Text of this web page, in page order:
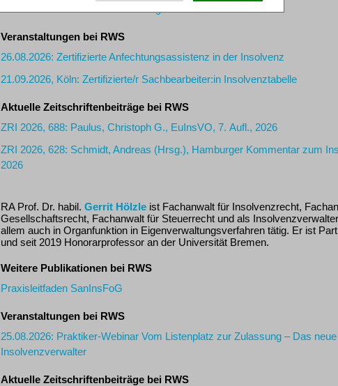
Veranstaltungen bei RWS
26.08.2026: Zertifizierte Anfechtungsassistenz in der Insolvenz
21.09.2026, Köln: Zertifizierte/r Sachbearbeiter:in Insolvenztabelle
Aktuelle Zeitschriftenbeiträge bei RWS
ZRI 2026, 688: Paulus, Christoph G., EuInsVO, 7. Aufl., 2026
ZRI 2026, 628: Schmidt, Andreas (Hrsg.), Hamburger Kommentar zum
2026
RA Prof. Dr. habil. Gerrit Hölzle ist Fachanwalt für Insolvenzrecht,
Gesellschaftsrecht, Fachanwalt für Steuerrecht und als
allem auch in Organfunktion in Eigenverwaltungsverfahren tätig. Er ist
und seit 2019 Honorarprofessor an der Universität Bremen.
Weitere Publikationen bei RWS
Praxisleitfaden SanInsFoG
Veranstaltungen bei RWS
25.08.2026: Praktiker-Webinar Vom Listenplatz zur Zulassung – Das
Insolvenzverwalter
Aktuelle Zeitschriftenbeiträge bei RWS